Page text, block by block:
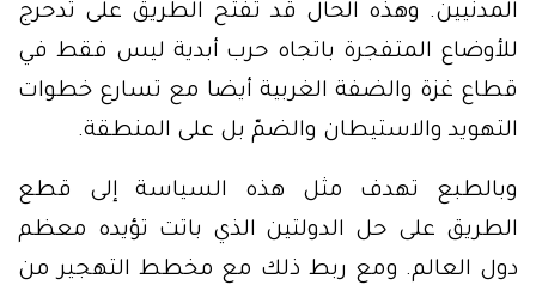
المدنيين. وهذه الحال قد تفتح الطريق على تدحرج
للأوضاع المتفجرة باتجاه حرب أبدية ليس فقط في
قطاع غزة والضفة الغربية أيضا مع تسارع خطوات
التهويد والاستيطان والضمّ بل على المنطقة.
وبالطبع تهدف مثل هذه السياسة إلى قطع
الطريق على حل الدولتين الذي باتت تؤيده معظم
دول العالم. ومع ربط ذلك مع مخطط التهجير من